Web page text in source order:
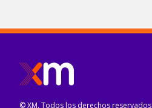
© XM. Todos los derechos reservados